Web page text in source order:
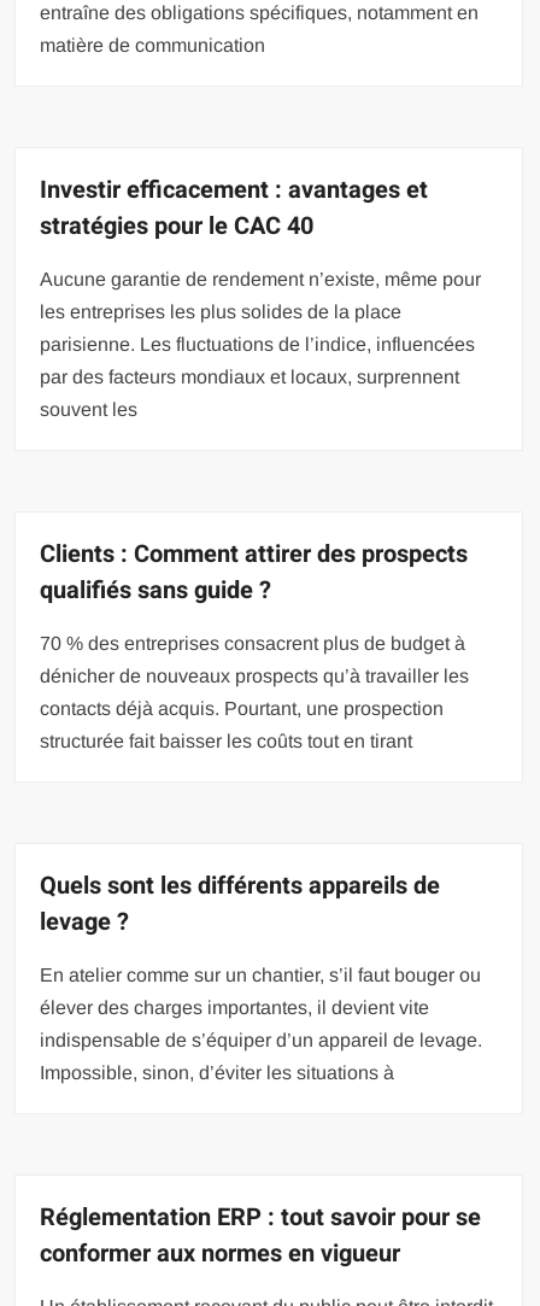
entraîne des obligations spécifiques, notamment en
matière de communication
Investir efficacement : avantages et
stratégies pour le CAC 40
Aucune garantie de rendement n’existe, même pour
les entreprises les plus solides de la place
parisienne. Les fluctuations de l’indice, influencées
par des facteurs mondiaux et locaux, surprennent
souvent les
Clients : Comment attirer des prospects
qualifiés sans guide ?
70 % des entreprises consacrent plus de budget à
dénicher de nouveaux prospects qu’à travailler les
contacts déjà acquis. Pourtant, une prospection
structurée fait baisser les coûts tout en tirant
Quels sont les différents appareils de
levage ?
En atelier comme sur un chantier, s’il faut bouger ou
élever des charges importantes, il devient vite
indispensable de s’équiper d’un appareil de levage.
Impossible, sinon, d’éviter les situations à
Réglementation ERP : tout savoir pour se
conformer aux normes en vigueur